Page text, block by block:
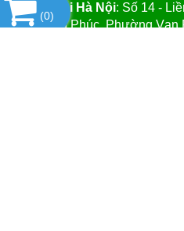
VPGD tại Hà Nội: Số 14 -
Mới Vạn Phúc, Phường Vạn
(0)